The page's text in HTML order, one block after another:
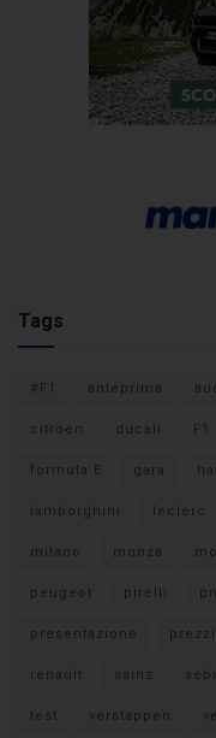
Tags
#F1 anteprima
citroen ducati F1
formula E gara
lamborghini leclerc
milano monza
peugeot pirelli
presentazione prezzi
renault sainz
test verstappen